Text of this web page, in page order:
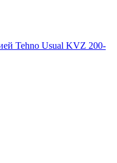
Tehno Usual KVZ 200-